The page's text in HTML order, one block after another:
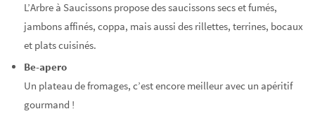
L’Arbre à Saucissons propose des saucissons secs et fumés,
jambons affinés, coppa, mais aussi des rillettes, terrines, bocaux
et plats cuisinés.
Be-apero
Un plateau de fromages, c’est encore meilleur avec un apéritif
gourmand !